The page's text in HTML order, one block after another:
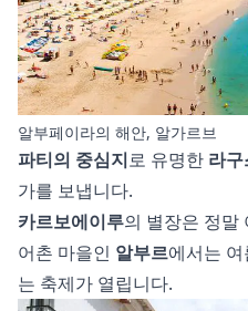
알부페이라의 해안, 알가르브
파티의 중심지로 유명한 라
가를 보냅니다.
카르보에이루의 별장은 정말
어촌 마을인 알부르에서는
는 축제가 열립니다.